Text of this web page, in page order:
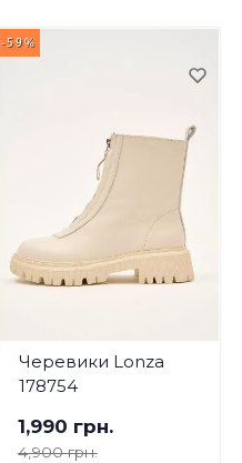
-59%
Черевики Lonza
178754
1,990 грн.
4,900 грн.